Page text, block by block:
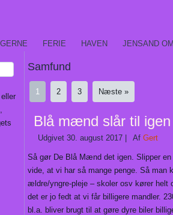
FERIE HAVEN JENSAND
Samfund
1 2 3 Næste »
Blå mænd slår til igen
Udgivet 30. august 2017 Af Gert
Så gør De Blå Mænd det igen. Slipper
vide, at vi har så mange penge. Så man
ældre/yngre-pleje – skoler osv kører helt
det er jo fedt at vi får billigere mandler.
bl.a. bliver brugt til at gøre dyre biler